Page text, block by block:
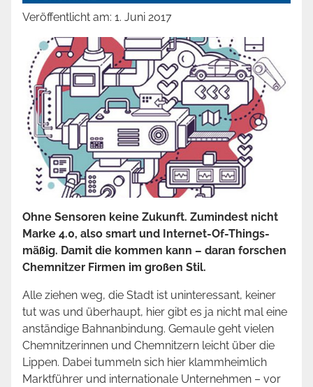
Veröffentlicht am: 1. Juni 2017
Ohne Sensoren keine Zukunft. Zumindest nicht
Marke 4.0, also smart und Internet-Of-Things-
mäßig. Damit die kommen kann – daran forschen
Chemnitzer Firmen im großen Stil.
Alle ziehen weg, die Stadt ist uninteressant, keiner
tut was und überhaupt, hier gibt es ja nicht mal eine
anständige Bahnanbindung. Gemaule geht vielen
Chemnitzerinnen und Chemnitzern leicht über die
Lippen. Dabei tummeln sich hier klammheimlich
Marktführer und internationale Unternehmen – vor